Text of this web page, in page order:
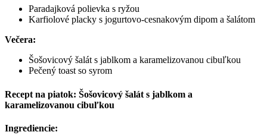
Paradajková polievka s ryžou
Karfiolové placky s jogurtovo-cesnakovým dipom a šalátom
Večera:
Šošovicový šalát s jablkom a karamelizovanou cibuľkou
Pečený toast so syrom
Recept na piatok: Šošovicový šalát s jablkom a
karamelizovanou cibuľkou
Ingrediencie: